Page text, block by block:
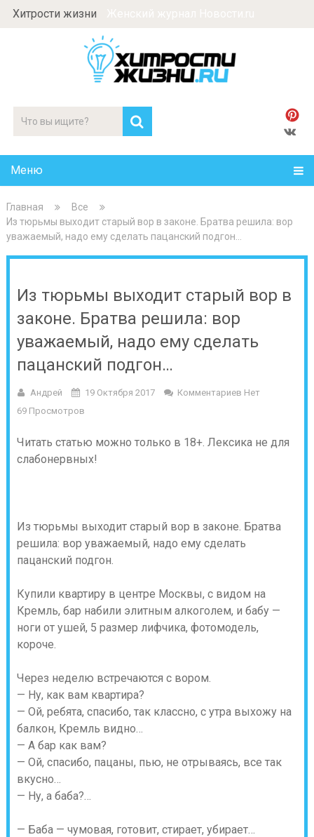
Хитрости жизни
Меню
Главная
Все
Из тюрьмы выходит старый вор в законе. Братва решила: вор
уважаемый, надо ему сделать пацанский подгон…
Из тюрьмы выходит старый вор в
законе. Братва решила: вор
уважаемый, надо ему сделать
пацанский подгон…
Андрей 19 Октября 2017
Комментариев Нет
69 Просмотров
Читать статью можно только в 18+. Лексика не для
слабонервных!
Из тюрьмы выходит старый вор в законе. Братва
решила: вор уважаемый, надо ему сделать
пацанский подгон.
Купили квартиру в центре Москвы, с видом на
Кремль, бар набили элитным алкоголем, и бабу —
ноги от ушей, 5 размер лифчика, фотомодель,
короче.
Через неделю встречаются с вором.
— Ну, как вам квартира?
— Ой, ребята, спасибо, так классно, с утра выхожу на
балкон, Кремль видно…
— А бар как вам?
— Ой, спасибо, пацаны, пью, не отрываясь, все так
вкусно…
— Ну, а баба?…
— Баба — чумовая, готовит, стирает, убирает…